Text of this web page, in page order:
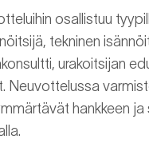
osallistuu
tekninen
urakoitsijan
Neuvottelussa
hankkeen ja